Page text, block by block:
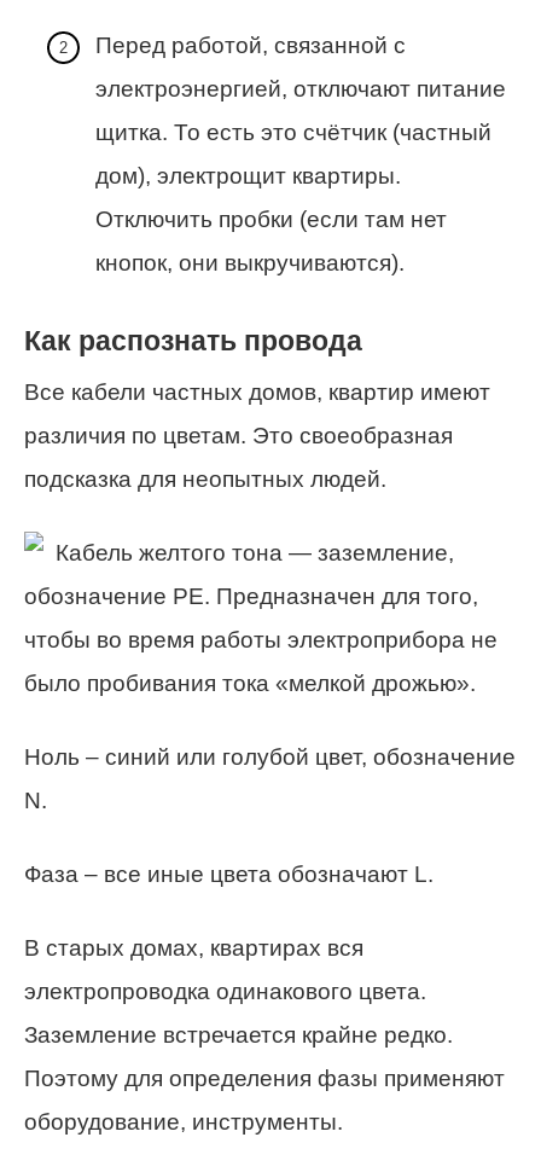
Перед работой, связанной с
электроэнергией, отключают питание
щитка. То есть это счётчик (частный
дом), электрощит квартиры.
Отключить пробки (если там нет
кнопок, они выкручиваются).
Как распознать провода
Все кабели частных домов, квартир имеют
различия по цветам. Это своеобразная
подсказка для неопытных людей.
Кабель желтого тона — заземление,
обозначение РЕ. Предназначен для того,
чтобы во время работы электроприбора не
было пробивания тока «мелкой дрожью».
Ноль – синий или голубой цвет, обозначение
N.
Фаза – все иные цвета обозначают L.
В старых домах, квартирах вся
электропроводка одинакового цвета.
Заземление встречается крайне редко.
Поэтому для определения фазы применяют
оборудование, инструменты.